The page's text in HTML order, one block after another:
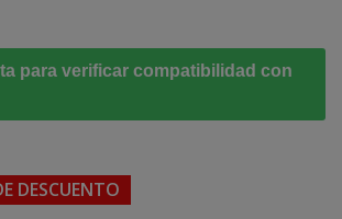
para verificar compatibilidad con
DESCUENTO